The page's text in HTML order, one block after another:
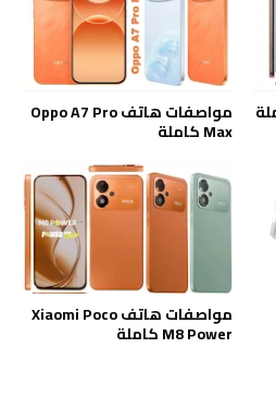
مواصفات هاتف Oppo A7 Pro
Max كاملة
مواصفات هاتف Xiaomi Poco
M8 Power كاملة